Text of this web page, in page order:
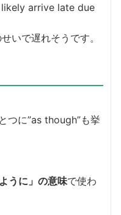
arrive late due
いで遅れそうです。
つに”as though”も挙
うに」の意味で使わ